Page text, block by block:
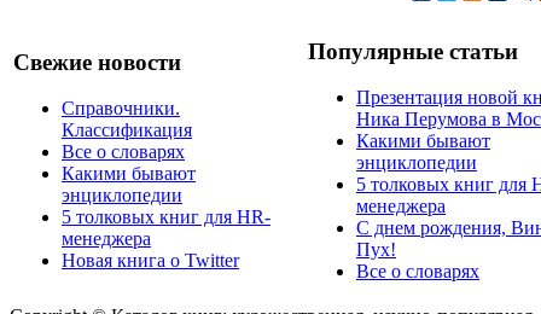
Свежие новости
Справочники.
Классификация
Все о словарях
Какими бывают
энциклопедии
5 толковых книг для HR-
менеджера
Новая книга о Twitter
Популярные статьи
Презентация новой
Ника Перумова в
Какими бывают
энциклопедии
5 толковых книг для
менеджера
С днем рождения,
Пух!
Все о словарях